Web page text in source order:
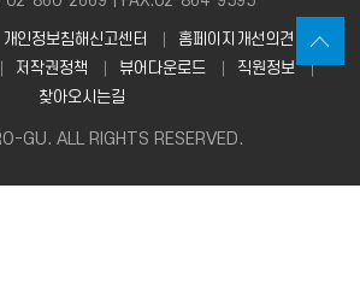
개인정보침해신고센터
홈페이지개선의견
저작권정책 뷰어다운로드
직원정보
찾아오시는길
GU. ALL RIGHTS RESERVED.